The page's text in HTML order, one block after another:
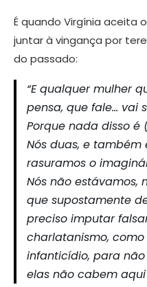
É quando Virgínia aceita
juntar à vingança por
do passado:
“E qualquer mulher
pensa, que fale… vai
Porque nada disso é
Nós duas, e também
rasuramos o
Nós não estávamos,
que supostamente
preciso imputar
charlatanismo,
infanticídio, para
elas não cabem